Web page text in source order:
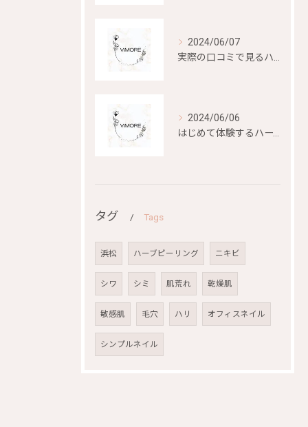
2024/06/07
2024/06/06
タグ Tags
浜松 ハーブピーリング ニキビ
シワ シミ 肌荒れ 乾燥肌
敏感肌 毛穴 ハリ オフィスネイル
シンプルネイル